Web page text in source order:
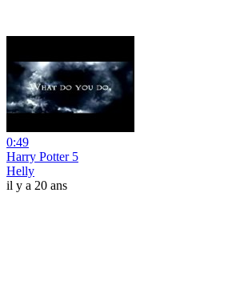
0:49
Harry Potter 5
Helly
il y a 20 ans